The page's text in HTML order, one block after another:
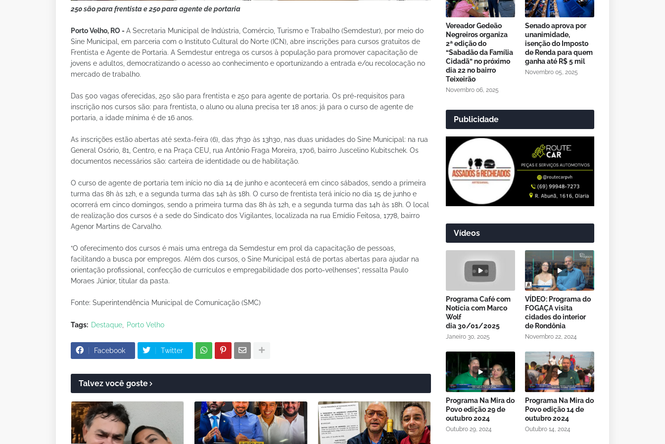
250 são para frentista e 250 para agente de portaria
Porto Velho, RO - A Secretaria Municipal de Indústria, Comércio, Turismo e Trabalho (Semdestur), por meio do
Sine Municipal, em parceria com o Instituto Cultural do Norte (ICN), abre inscrições para cursos gratuitos de
Frentista e Agente de Portaria. A Semdestur entrega os cursos à população para promover capacitação de
jovens e adultos, democratizando o acesso ao conhecimento e oportunizando a entrada e/ou recolocação no
mercado de trabalho.
Das 500 vagas oferecidas, 250 são para frentista e 250 para agente de portaria. Os pré-requisitos para
inscrição nos cursos são: para frentista, o aluno ou aluna precisa ter 18 anos; já para o curso de agente de
portaria, a idade mínima é de 16 anos.
As inscrições estão abertas até sexta-feira (6), das 7h30 às 13h30, nas duas unidades do Sine Municipal: na rua
General Osório, 81, Centro, e na Praça CEU, rua Antônio Fraga Moreira, 1706, bairro Juscelino Kubitschek. Os
documentos necessários são: carteira de identidade ou de habilitação.
O curso de agente de portaria tem início no dia 14 de junho e acontecerá em cinco sábados, sendo a primeira
turma das 8h às 12h, e a segunda turma das 14h às 18h. O curso de frentista terá início no dia 15 de junho e
ocorrerá em cinco domingos, sendo a primeira turma das 8h às 12h, e a segunda turma das 14h às 18h. O local
de realização dos cursos é a sede do Sindicato dos Vigilantes, localizada na rua Emídio Feitosa, 1778, bairro
Agenor Martins de Carvalho.
“O oferecimento dos cursos é mais uma entrega da Semdestur em prol da capacitação de pessoas,
facilitando a busca por empregos. Além dos cursos, o Sine Municipal está de portas abertas para ajudar na
orientação profissional, confecção de currículos e empregabilidade dos porto-velhenses”, ressalta Paulo
Moraes Júnior, titular da pasta.
Fonte: Superintendência Municipal de Comunicação (SMC)
Tags: Destaque Porto Velho
Facebook Twitter
Talvez você goste
Vereador Gedeão
Negreiros organiza
2ª edição do
“Sabadão da Família
Cidadã” no próximo
dia 22 no bairro
Teixeirão
Novembro 06, 2025
Senado aprova por
unanimidade,
isenção do Imposto
de Renda para quem
ganha até R$ 5 mil
Novembro 05, 2025
Publicidade
Vídeos
Programa Café com
Notícia com Marco
Wolf
dia 30/01/2025
Janeiro 30, 2025
VÍDEO: Programa do
FOGAÇA visita
cidades do interior
de Rondônia
Novembro 22, 2024
Programa Na Mira do
Povo edição 29 de
outubro 2024
Outubro 29, 2024
Programa Na Mira do
Povo edição 14 de
outubro 2024
Outubro 14, 2024